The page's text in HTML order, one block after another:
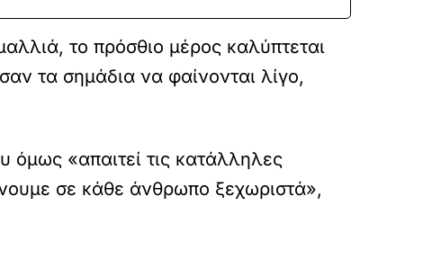
το πρόσθιο μέρος καλύπτεται
τα σημάδια να φαίνονται λίγο,
όμως «απαιτεί τις κατάλληλες
σε κάθε άνθρωπο ξεχωριστά»,